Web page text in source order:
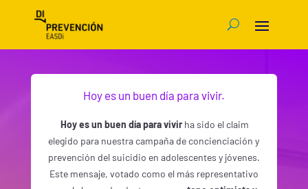
Hoy es un buen día para vivir.
Hoy es un buen día para vivir ha sido el claim
elegido para nuestra campaña de concienciación y
prevención del suicidio en adolescentes y jóvenes.
Este mensaje, votado como el más representativo